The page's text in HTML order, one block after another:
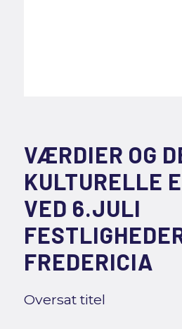
VÆRDIER OG
KULTURELLE
VED 6.JULI
FREDERICIA
Oversat titel